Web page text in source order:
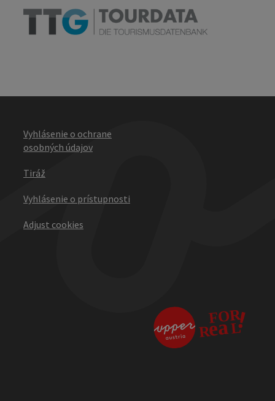
Vyhlásenie o ochrane
osobných údajov
Tiráž
Vyhlásenie o prístupnosti
Adjust cookies